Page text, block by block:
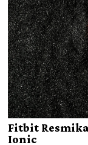
Fitbit
Ionic